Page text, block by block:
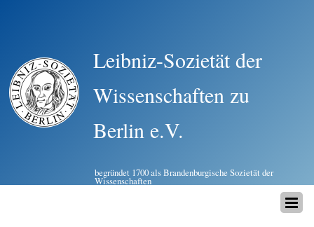
Leibniz-Sozietät der
Wissenschaften zu
Berlin e.V.
begründet 1700 als Brandenburgische Sozietät der
Wissenschaften